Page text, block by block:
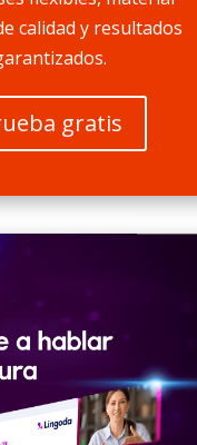
calidad y resultados
gratis